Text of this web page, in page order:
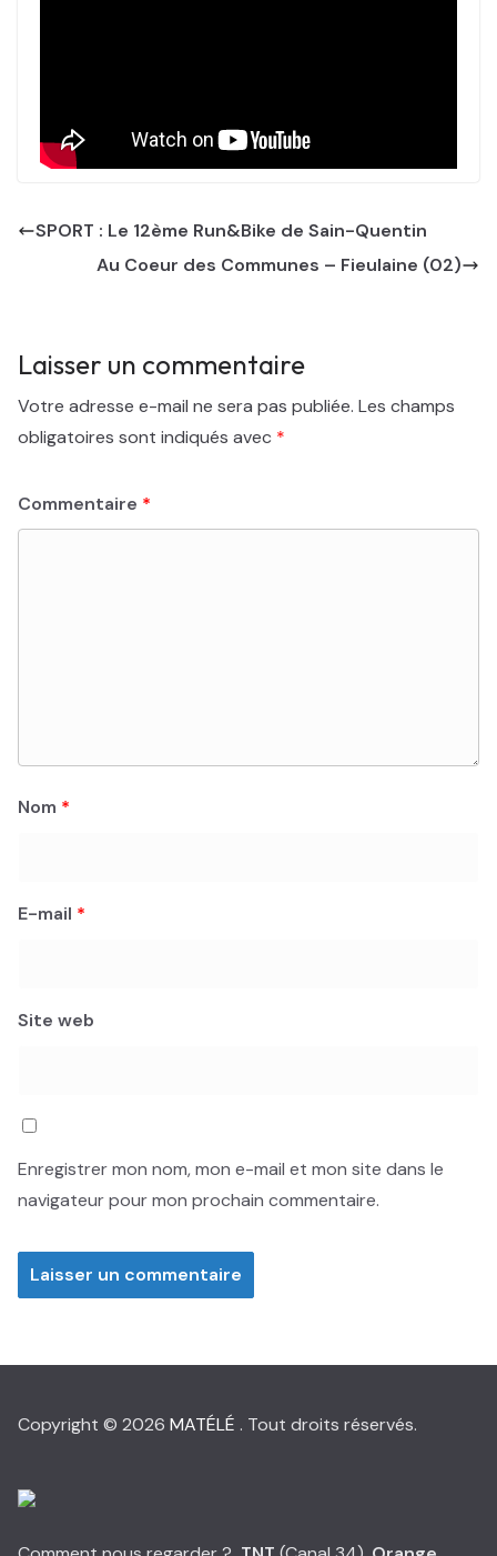
SPORT : Le 12ème Run&Bike de Sain-Quentin
Au Coeur des Communes – Fieulaine (02)
Laisser un commentaire
Votre adresse e-mail ne sera pas publiée. Les champs
obligatoires sont indiqués avec *
Commentaire *
Nom *
E-mail *
Site web
Enregistrer mon nom, mon e-mail et mon site dans le
navigateur pour mon prochain commentaire.
Copyright © 2026 MATÉLÉ . Tout droits réservés.